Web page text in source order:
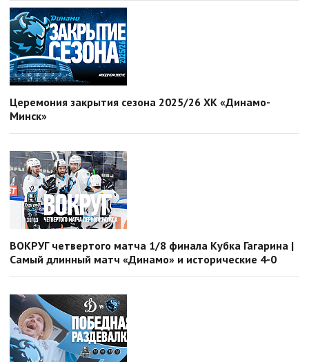
Церемония закрытия сезона 2025/26 ХК «Динамо-
Минск»
ВОКРУГ четвертого матча 1/8 финала Кубка Гагарина |
Самый длинный матч «Динамо» и исторические 4-0